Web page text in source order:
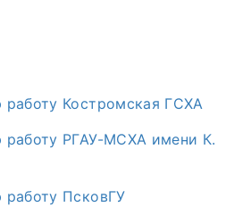
работу Костромская ГСХА
работу РГАУ-МСХА имени К.
работу ПсковГУ